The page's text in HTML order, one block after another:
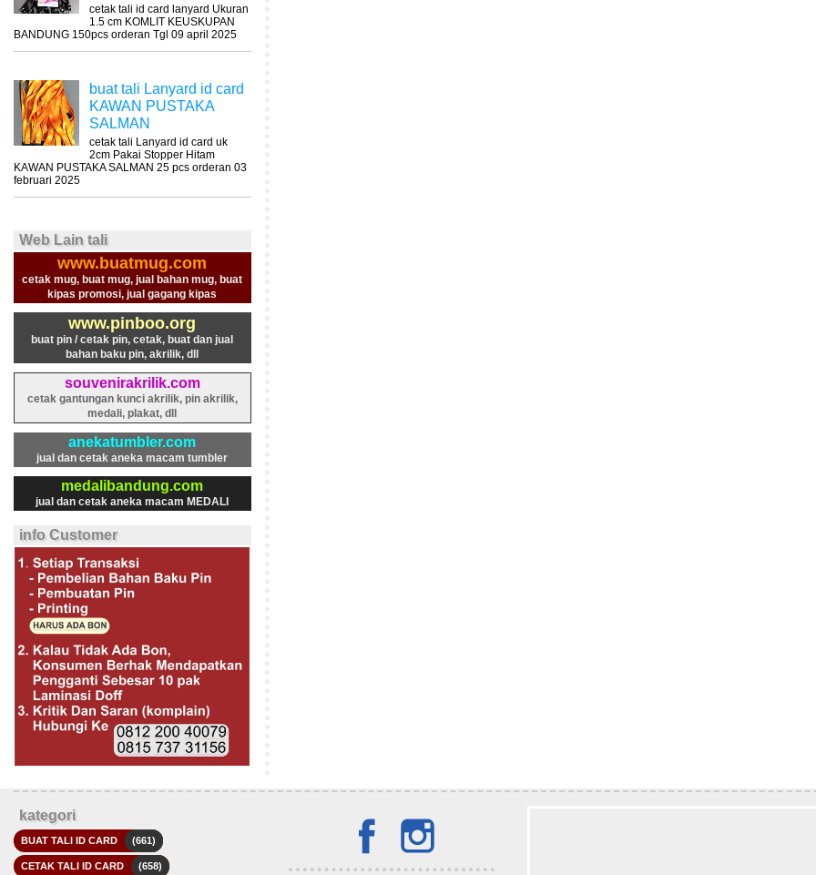
cetak tali id card lanyard Ukuran
1.5 cm KOMLIT KEUSKUPAN
BANDUNG 150pcs orderan Tgl 09 april 2025
buat tali Lanyard id card
KAWAN PUSTAKA
SALMAN
cetak tali Lanyard id card uk
2cm Pakai Stopper Hitam
KAWAN PUSTAKA SALMAN 25 pcs orderan 03
februari 2025
Web Lain tali
www.buatmug.com
cetak mug, buat mug, jual bahan mug, buat
kipas promosi, jual gagang kipas
www.pinboo.org
buat pin / cetak pin, cetak, buat dan jual
bahan baku pin, akrilik, dll
souvenirakrilik.com
cetak gantungan kunci akrilik, pin akrilik,
medali, plakat, dll
anekatumbler.com
jual dan cetak aneka macam tumbler
medalibandung.com
jual dan cetak aneka macam MEDALI
info Customer
kategori
BUAT TALI ID CARD (661)
CETAK TALI ID CARD (658)